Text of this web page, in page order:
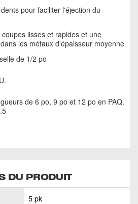
pour faciliter l'éjection du
lisses et rapides et une
les métaux d'épaisseur moyenne
de 1/2 po​
de 6 po, 9 po et 12 po en PAQ.
DU PRODUIT
5 pk